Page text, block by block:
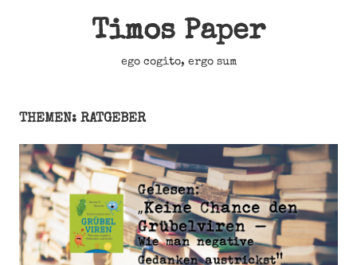
Timos Paper
ego cogito, ergo sum
THEMEN: RATGEBER